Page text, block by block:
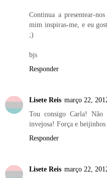
Continua a presentear-
mim inspiras-me, e eu
;)
bjs
Responder
Lisete Reis março 22,
Tou consigo Carla! Não
invejosa! Força e
Responder
Lisete Reis março 22,